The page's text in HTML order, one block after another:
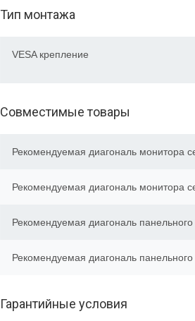
Тип монтажа
VESA крепление
Совместимые товары
Рекомендуемая диагональ монитора
Рекомендуемая диагональ монитора
Рекомендуемая диагональ
Рекомендуемая диагональ
Гарантийные условия